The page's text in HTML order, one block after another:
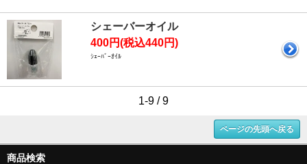
シェーバーオイル
400円(税込440円)
ｼｪｰﾊﾞｰｵｲﾙ
1-9 / 9
ページの先頭へ戻る
商品検索